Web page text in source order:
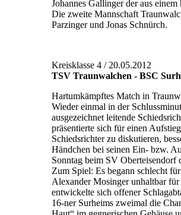
Johannes Gallinger der aus
Die zweite Mannschaft
Parzinger und Jonas Schnürch.
Kreisklasse 4 / 20.05.2012
TSV Traunwalchen - BSC
Hartumkämpftes Match in
Wieder einmal in der
ausgezeichnet leitende
präsentierte sich für einen
Schiedsrichter zu diskutieren,
Händchen bei seinen Ein- bzw.
Sonntag beim SV Oberteisendorf
Zum Spiel: Es begann schlecht
Alexander Mosinger unhaltbar
entwickelte sich offener
16-ner Surheims zweimal die